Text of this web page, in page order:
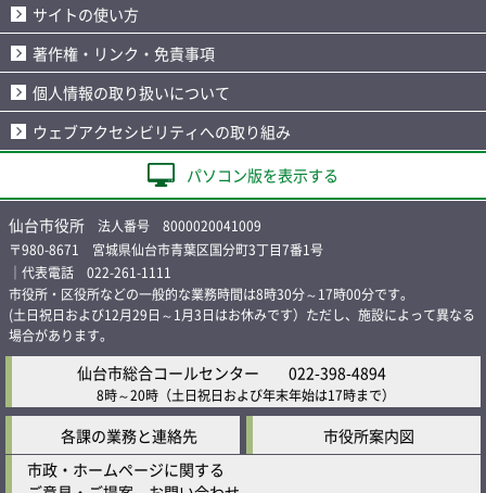
サイトの使い方
著作権・リンク・免責事項
個人情報の取り扱いについて
ウェブアクセシビリティへの取り組み
パソコン版を表示する
仙台市役所 法人番号 8000020041009
〒980-8671 宮城県仙台市青葉区国分町3丁目7番1号
｜代表電話 022-261-1111
市役所・区役所などの一般的な業務時間は8時30分～17時00分です。
(土日祝日および12月29日～1月3日はお休みです）ただし、施設によって異なる
場合があります。
仙台市総合コールセンター 022-398-4894
8時～20時 （土日祝日および年末年始は17時まで）
各課の業務と連絡先
市役所案内図
市政・ホームページに関する